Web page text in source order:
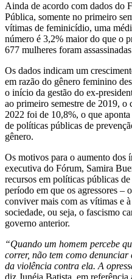
Ainda de acordo com dados do
Pública, somente no primeiro
vítimas de feminicídio, uma
número é 3,2% maior do que o
677 mulheres foram
Os dados indicam um
em razão do gênero feminino
o início da gestão do ex-
ao primeiro semestre de 2019, o
2022 foi de 10,8%, o que
de políticas públicas de
gênero.
Os motivos para o aumento dos
executiva do Fórum, Samira
recursos em políticas públicas
período em que os agressores –
conviver mais com as vítimas e
sociedade, ou seja, o fascismo
governo anterior.
“Quando um homem percebe
correr, não tem como denunciar
da violência contra ela. A